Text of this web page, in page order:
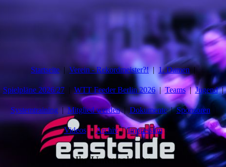
Startseite Verein - Rekordmeister?! 1. Damen
Spielpläne 2026/27 WTT Feeder Berlin 2026 Teams Jugend
Systemtraining Mitglied werden Dokumente Sponsoren
Videos Archiv Impressum
Ihr Unternehmen